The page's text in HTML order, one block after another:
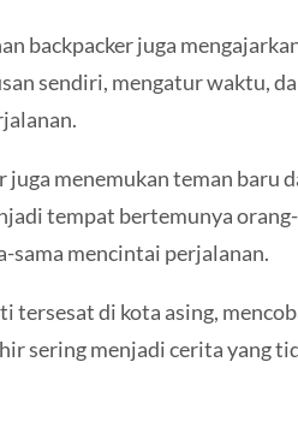
backpacker juga
sendiri, mengatur waktu,
juga menemukan teman baru
tempat bertemunya
sama mencintai perjalanan.
tersesat di kota asing,
sering menjadi cerita yang